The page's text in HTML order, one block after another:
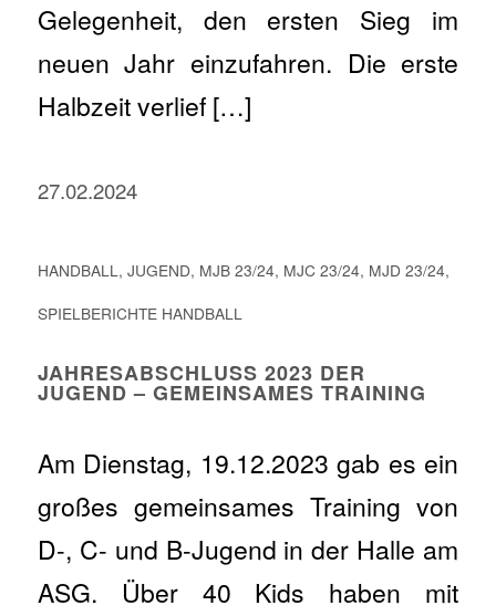
Gelegenheit, den ersten Sieg im
neuen Jahr einzufahren. Die erste
Halbzeit verlief […]
27.02.2024
HANDBALL , JUGEND, MJB 23/24, MJC 23/24, MJD 23/24,
SPIELBERICHTE HANDBALL
JAHRESABSCHLUSS 2023 DER
JUGEND – GEMEINSAMES TRAINING
Am Dienstag, 19.12.2023 gab es ein
großes gemeinsames Training von
D-, C- und B-Jugend in der Halle am
ASG. Über 40 Kids haben mit